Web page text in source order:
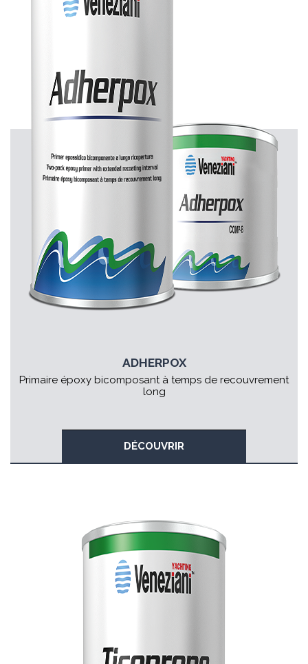
ADHERPOX
Primaire époxy bicomposant à temps de recouvrement
long
DÉCOUVRIR